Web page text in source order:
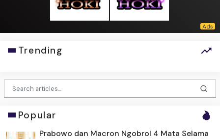
Trending
Popular
Prabowo dan Macron Ngobrol 4 Mata Selama